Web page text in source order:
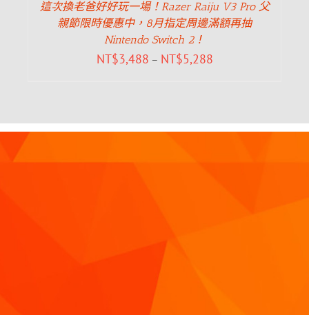
這次換老爸好好玩一場！Razer Raiju V3 Pro 父
親節限時優惠中，8月指定周邊滿額再抽
Nintendo Switch 2！
NT$3,488 – NT$5,288